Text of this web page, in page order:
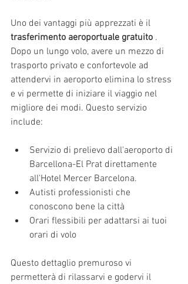
Uno dei vantaggi più apprezzati è il
trasferimento aeroportuale gratuito .
Dopo un lungo volo, avere un mezzo di
trasporto privato e confortevole ad
attendervi in aeroporto elimina lo stress
e vi permette di iniziare il viaggio nel
migliore dei modi. Questo servizio
include:
Servizio di prelievo dall'aeroporto di
Barcellona-El Prat direttamente
all'Hotel Mercer Barcelona.
Autisti professionisti che
conoscono bene la città
Orari flessibili per adattarsi ai tuoi
orari di volo
Questo dettaglio premuroso vi
permetterà di rilassarvi e godervi il